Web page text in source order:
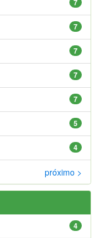
7
7
7
7
5
4
próximo >
4